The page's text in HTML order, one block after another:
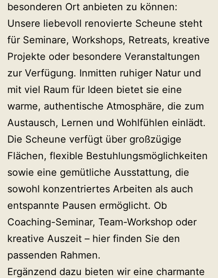
besonderen Ort anbieten zu können:
Unsere liebevoll renovierte Scheune steht
für Seminare, Workshops, Retreats, kreative
Projekte oder besondere Veranstaltungen
zur Verfügung. Inmitten ruhiger Natur und
mit viel Raum für Ideen bietet sie eine
warme, authentische Atmosphäre, die zum
Austausch, Lernen und Wohlfühlen einlädt.
Die Scheune verfügt über großzügige
Flächen, flexible Bestuhlungsmöglichkeiten
sowie eine gemütliche Ausstattung, die
sowohl konzentriertes Arbeiten als auch
entspannte Pausen ermöglicht. Ob
Coaching-Seminar, Team-Workshop oder
kreative Auszeit – hier finden Sie den
passenden Rahmen.
Ergänzend dazu bieten wir eine charmante